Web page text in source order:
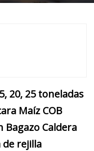
20, 25 toneladas
Maíz COB
Caldera
de rejilla